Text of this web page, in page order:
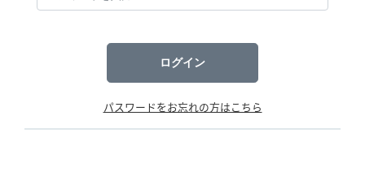
ログイン
パスワードをお忘れの方はこちら